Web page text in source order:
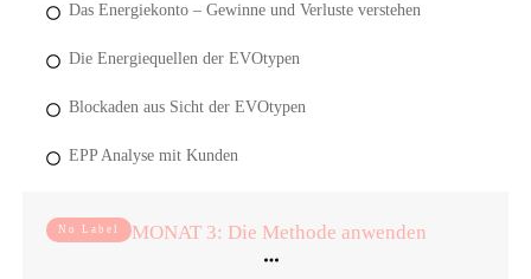
Das Energiekonto – Gewinne und Verluste verstehen
Die Energiequellen der EVOtypen
Blockaden aus Sicht der EVOtypen
EPP Analyse mit Kunden
No Label MONAT 3: Die Methode anwenden